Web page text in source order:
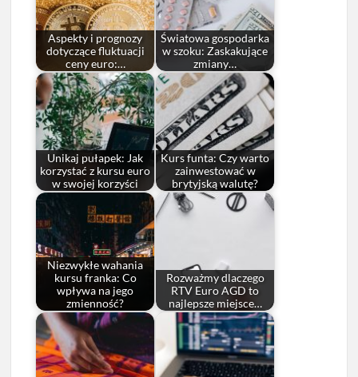
Aspekty i prognozy
dotyczące fluktuacji
ceny euro:…
Światowa gospodarka
w szoku: Zaskakujące
zmiany…
Unikaj pułapek: Jak
korzystać z kursu euro
w swojej korzyści
Kurs funta: Czy warto
zainwestować w
brytyjską walutę?
Niezwykłe wahania
kursu franka: Co
wpływa na jego
zmienność?
Rozważmy dlaczego
RTV Euro AGD to
najlepsze miejsce…